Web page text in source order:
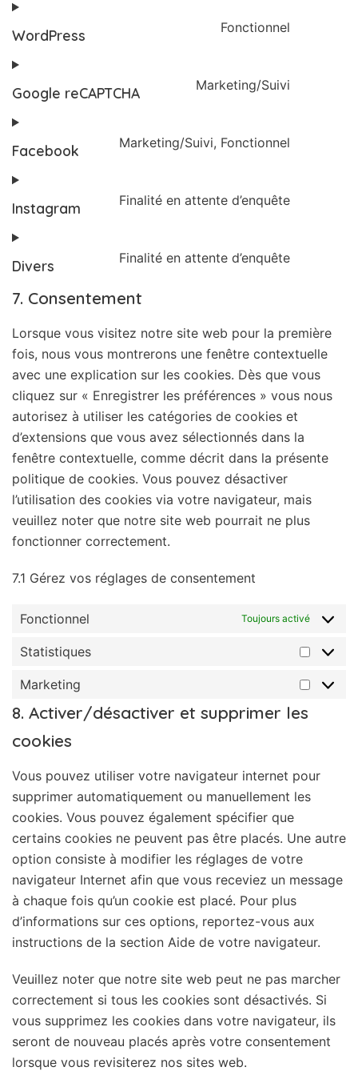
WordPress Fonctionnel
Google reCAPTCHA Marketing/Suivi
Facebook Marketing/Suivi, Fonctionnel
Instagram Finalité en attente d’enquête
Divers Finalité en attente d’enquête
7. Consentement
Lorsque vous visitez notre site web pour la première
fois, nous vous montrerons une fenêtre contextuelle
avec une explication sur les cookies. Dès que vous
cliquez sur « Enregistrer les préférences » vous nous
autorisez à utiliser les catégories de cookies et
d’extensions que vous avez sélectionnés dans la
fenêtre contextuelle, comme décrit dans la présente
politique de cookies. Vous pouvez désactiver
l’utilisation des cookies via votre navigateur, mais
veuillez noter que notre site web pourrait ne plus
fonctionner correctement.
7.1 Gérez vos réglages de consentement
Fonctionnel Toujours activé
Statistiques
Marketing
8. Activer/désactiver et supprimer les
cookies
Vous pouvez utiliser votre navigateur internet pour
supprimer automatiquement ou manuellement les
cookies. Vous pouvez également spécifier que
certains cookies ne peuvent pas être placés. Une autre
option consiste à modifier les réglages de votre
navigateur Internet afin que vous receviez un message
à chaque fois qu’un cookie est placé. Pour plus
d’informations sur ces options, reportez-vous aux
instructions de la section Aide de votre navigateur.
Veuillez noter que notre site web peut ne pas marcher
correctement si tous les cookies sont désactivés. Si
vous supprimez les cookies dans votre navigateur, ils
seront de nouveau placés après votre consentement
lorsque vous revisiterez nos sites web.